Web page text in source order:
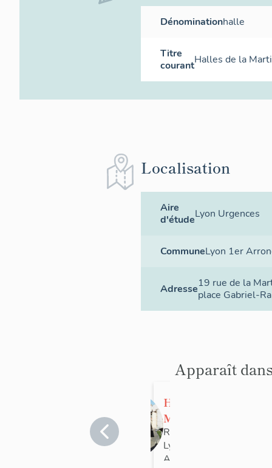
Dénominationhalle
Titre
courantHalles de la
Localisation
Aire
d'étudeLyon Urgences
CommuneLyon 1er
Adresse19 rue de la
place Gabriel-
Apparaît
Halles de la
Martinière
Rhône
Lyon 1er
Arrondissement